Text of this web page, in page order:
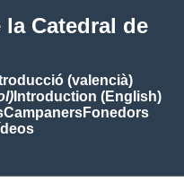
la Catedral de
(valencià)
Introduction (English)
CampanersFonedors